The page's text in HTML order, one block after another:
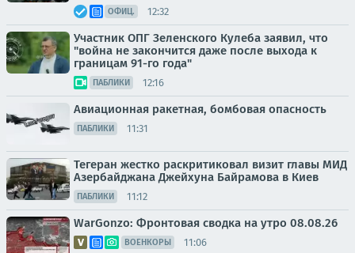
ОФИЦ. 12:32
Участник ОПГ Зеленского Кулеба заявил, что
"война не закончится даже после выхода к
границам 91-го года"
ПАБЛИКИ 12:16
Авиационная ракетная, бомбовая опасность
ПАБЛИКИ 11:31
Тегеран жестко раскритиковал визит главы МИД
Азербайджана Джейхуна Байрамова в Киев
ПАБЛИКИ 11:12
WarGonzo: Фронтовая сводка на утро 08.08.26
ВОЕНКОРЫ 11:06